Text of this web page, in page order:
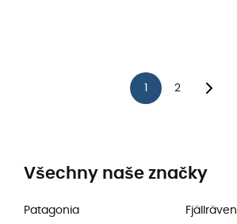
2
Všechny naše značky
Patagonia
Fjällräven